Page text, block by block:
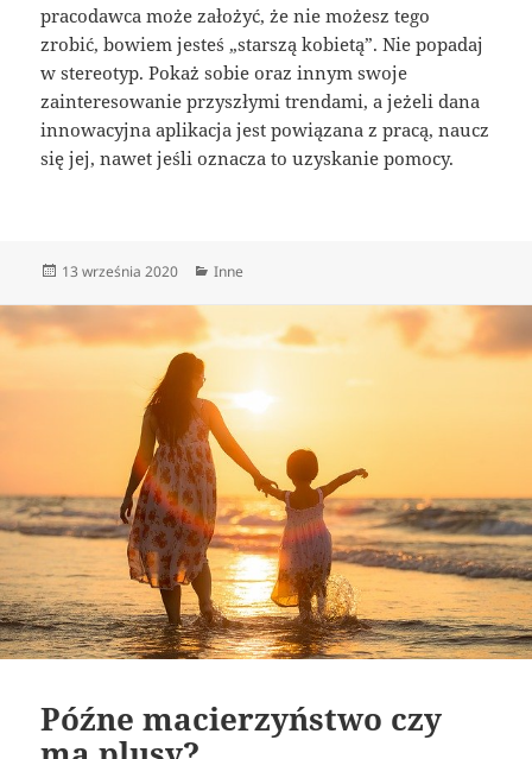
pracodawca może założyć, że nie możesz tego
zrobić, bowiem jesteś „starszą kobietą”. Nie popadaj
w stereotyp. Pokaż sobie oraz innym swoje
zainteresowanie przyszłymi trendami, a jeżeli dana
innowacyjna aplikacja jest powiązana z pracą, naucz
się jej, nawet jeśli oznacza to uzyskanie pomocy.
Data
13 września 2020 Kategorie
Inne
Późne macierzyństwo czy